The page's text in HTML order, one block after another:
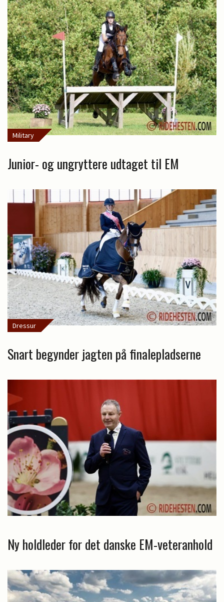
Military
Junior- og ungryttere udtaget til EM
Dressur
Snart begynder jagten på finalepladserne
Ny holdleder for det danske EM-veteranhold